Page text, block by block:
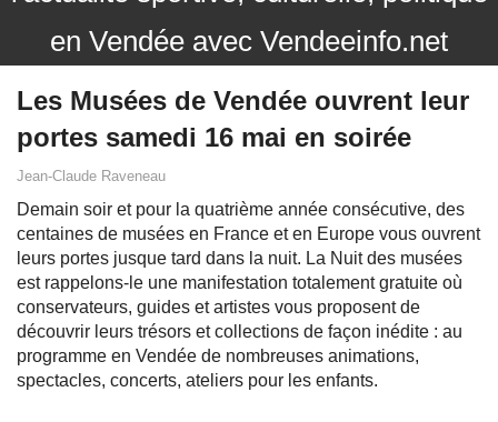
en Vendée avec Vendeeinfo.net
Les Musées de Vendée ouvrent leur
portes samedi 16 mai en soirée
Jean-Claude Raveneau
Demain soir et pour la quatrième année consécutive, des
centaines de musées en France et en Europe vous ouvrent
leurs portes jusque tard dans la nuit. La Nuit des musées
est rappelons-le une manifestation totalement gratuite où
conservateurs, guides et artistes vous proposent de
découvrir leurs trésors et collections de façon inédite : au
programme en Vendée de nombreuses animations,
spectacles, concerts, ateliers pour les enfants.